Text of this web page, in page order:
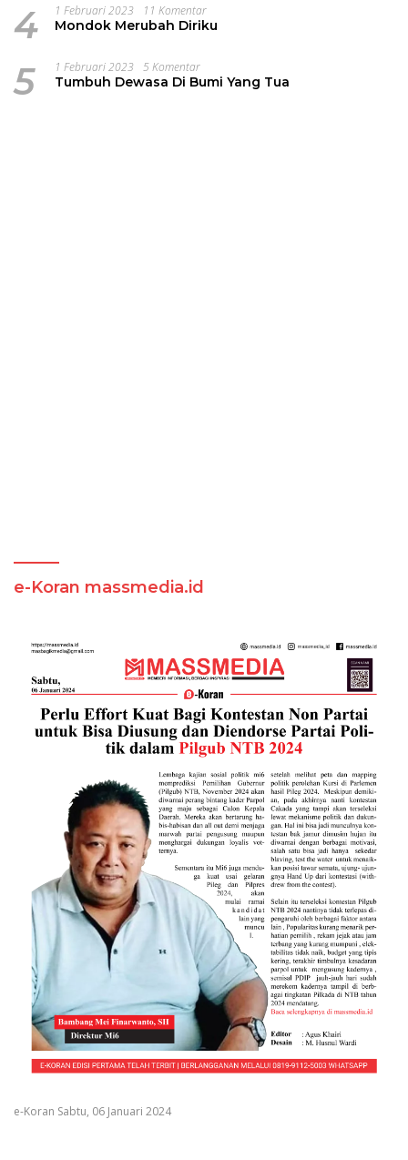
4 1 Februari 2023 11 Komentar
Mondok Merubah Diriku
5 1 Februari 2023 5 Komentar
Tumbuh Dewasa Di Bumi Yang Tua
e-Koran massmedia.id
e-Koran Sabtu, 06 Januari 2024